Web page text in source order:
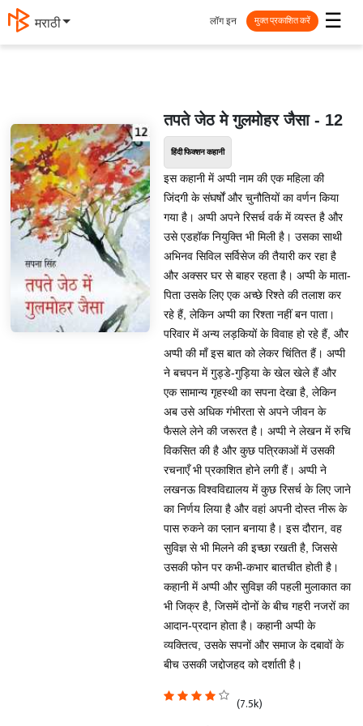
मराठी ☰
लॉग इन मुक्त प्रकाशित करें
तपते जेठ मे गुलमोहर जैसा - 12
हिंदी फिक्शन कहानी
इस कहानी में अप्पी नाम की एक महिला की
जिंदगी के संघर्षों और चुनौतियों का वर्णन किया
गया है। अप्पी अपने रिसर्च वर्क में व्यस्त है और
उसे एडहॉक नियुक्ति भी मिली है। उसका साथी
अभिनव सिविल सर्विसेज की तैयारी कर रहा है
और अक्सर घर से बाहर रहता है। अप्पी के माता-
पिता उसके लिए एक अच्छे रिश्ते की तलाश कर
रहे हैं, लेकिन अप्पी का रिश्ता नहीं बन पाता।
परिवार में अन्य लड़कियों के विवाह हो रहे हैं, और
अप्पी की माँ इस बात को लेकर चिंतित हैं। अप्पी
ने बचपन में गुड्डे-गुड़िया के खेल खेले हैं और
एक सामान्य गृहस्थी का सपना देखा है, लेकिन
अब उसे अधिक गंभीरता से अपने जीवन के
फैसले लेने की जरूरत है। अप्पी ने लेखन में रुचि
विकसित की है और कुछ पत्रिकाओं में उसकी
रचनाएँ भी प्रकाशित होने लगी हैं। अप्पी ने
लखनऊ विश्वविद्यालय में कुछ रिसर्च के लिए जाने
का निर्णय लिया है और वहां अपनी दोस्त नीरू के
पास रुकने का प्लान बनाया है। इस दौरान, वह
सुविज्ञ से भी मिलने की इच्छा रखती है, जिससे
उसकी फोन पर कभी-कभार बातचीत होती है।
कहानी में अप्पी और सुविज्ञ की पहली मुलाकात का
भी जिक्र है, जिसमें दोनों के बीच गहरी नजरों का
आदान-प्रदान होता है। कहानी अप्पी के
व्यक्तित्व, उसके सपनों और समाज के दबावों के
बीच उसकी जद्दोजहद को दर्शाती है।
(7.5k)